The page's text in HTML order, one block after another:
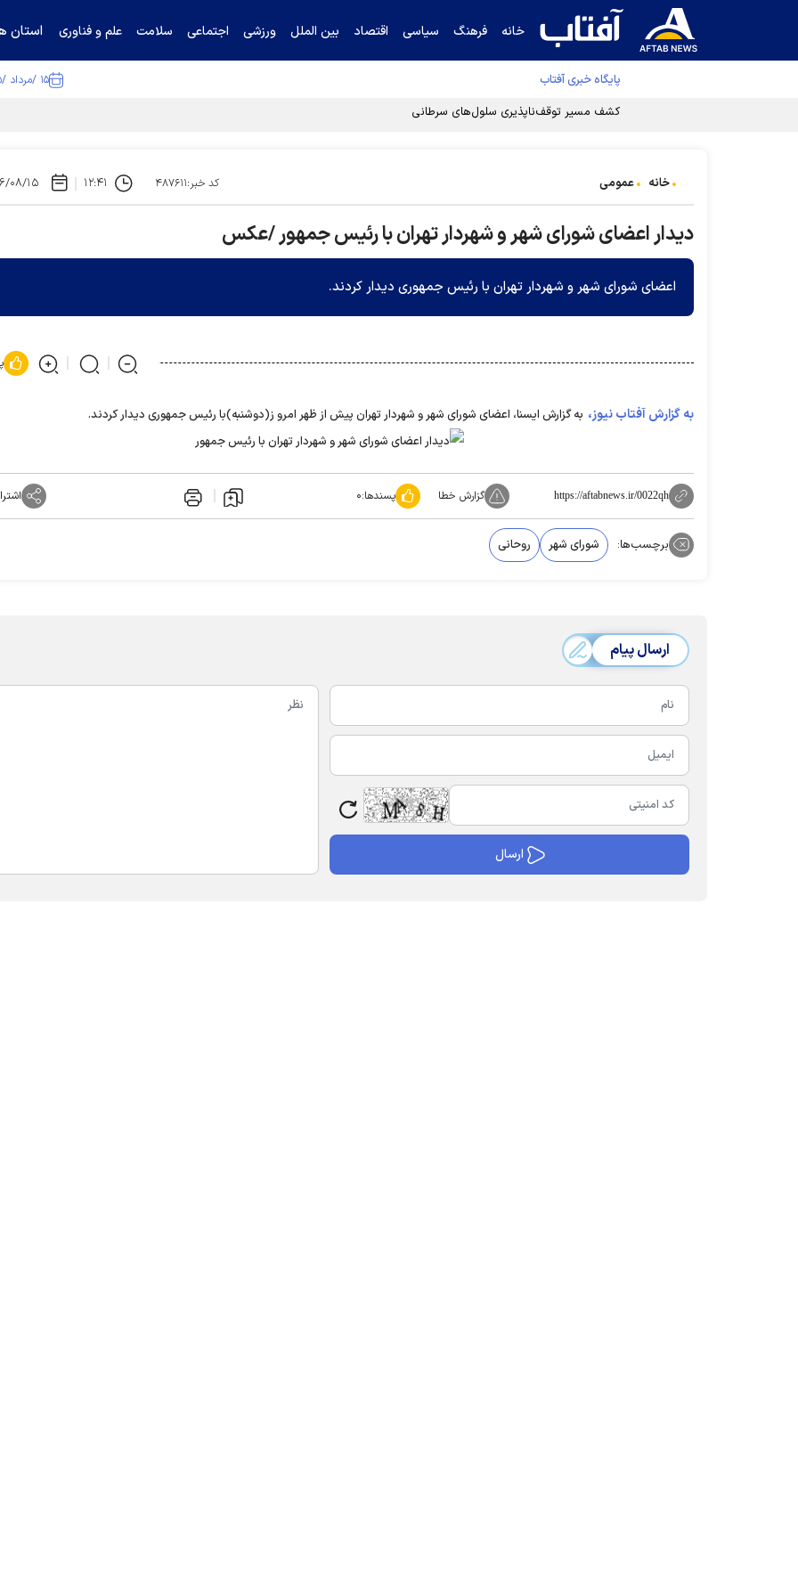
خانه فرهنگ سیاسی اقتصاد بین الملل ورزشی اجتماعی سلامت علم و فناوری استان
پایگاه خبری آفتاب ۱۵ /مرداد /۱۴۰۵
کشف مسیر توقف‌ناپذیری سلول‌های سرطانی
خانه عمومی کد خبر:۴۸۷۶۱۱ ۱۲:۴۱ ۱۳۹۶/
دیدار اعضای شورای شهر و شهردار تهران با رئیس جمهور /عکس
اعضای شورای شهر و شهردار تهران با رئیس جمهوری دیدار کردند.
به گزارش آفتاب نیوز، به گزارش ایسنا، اعضای شورای شهر و شهردار تهران پیش از ظهر امرو ز(دوشنبه)با رئیس جمهوری دیدار کردند.
https://aftabnews.ir/0022qh گزارش خطا پسندها:۰
برچسب‌ها: شورای شهر روحانی
ارسال پیام